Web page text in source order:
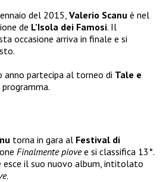
del 2015, Valerio Scanu è nel
de L’Isola dei Famosi. Il
occasione arriva in finale e si
partecipa al torneo di Tale e
torna in gara al Festival di
Finalmente piovee si classifica 13°.
esce il suo nuovo album, intitolato
.